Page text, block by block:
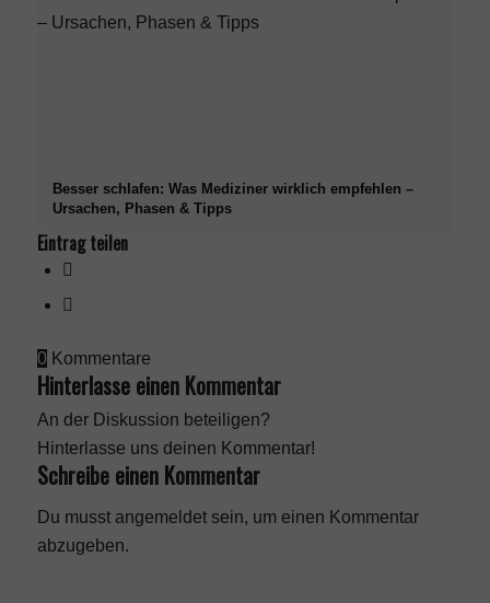
Besser schlafen: Was Mediziner wirklich empfehlen –
Ursachen, Phasen & Tipps
Eintrag teilen
0 Kommentare
Hinterlasse einen Kommentar
An der Diskussion beteiligen?
Hinterlasse uns deinen Kommentar!
Schreibe einen Kommentar
Du musst angemeldetsein, um einen Kommentar
abzugeben.